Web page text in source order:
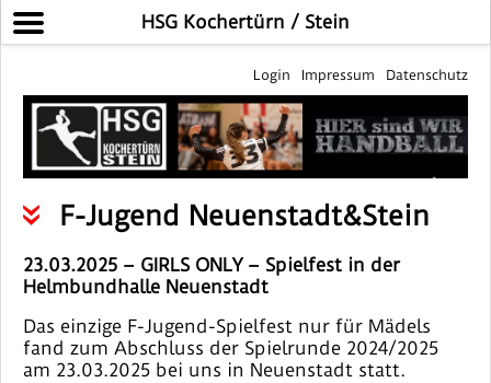
HSG Kochertürn / Stein
Login Impressum Datenschutz
F-Jugend Neuenstadt&Stein
23.03.2025 – GIRLS ONLY – Spielfest in der
Helmbundhalle Neuenstadt
Das einzige F-Jugend-Spielfest nur für Mädels
fand zum Abschluss der Spielrunde 2024/2025
am 23.03.2025 bei uns in Neuenstadt statt.